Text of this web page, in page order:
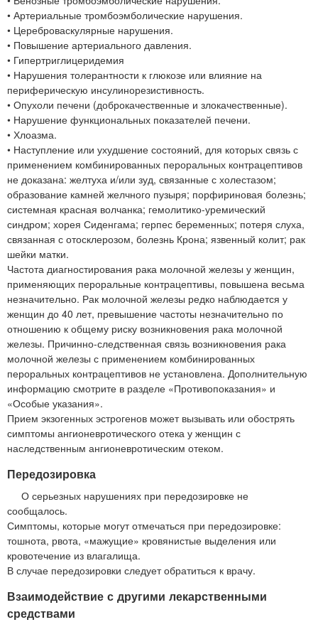
• Артериальные тромбоэмболические нарушения.
• Цереброваскулярные нарушения.
• Повышение артериального давления.
• Гипертриглицеридемия
• Нарушения толерантности к глюкозе или влияние на
периферическую инсулинорезистивность.
• Опухоли печени (доброкачественные и злокачественные).
• Нарушение функциональных показателей печени.
• Хлоазма.
• Наступление или ухудшение состояний, для которых связь с
применением комбинированных пероральных контрацептивов
не доказана: желтуха и/или зуд, связанные с холестазом;
образование камней желчного пузыря; порфириновая болезнь;
системная красная волчанка; гемолитико-уремический
синдром; хорея Сиденгама; герпес беременных; потеря слуха,
связанная с отосклерозом, болезнь Крона; язвенный колит; рак
шейки матки.
Частота диагностирования рака молочной железы у женщин,
применяющих пероральные контрацептивы, повышена весьма
незначительно. Рак молочной железы редко наблюдается у
женщин до 40 лет, превышение частоты незначительно по
отношению к общему риску возникновения рака молочной
железы. Причинно-следственная связь возникновения рака
молочной железы с применением комбинированных
пероральных контрацептивов не установлена. Дополнительную
информацию смотрите в разделе «Противопоказания» и
«Особые указания».
Прием экзогенных эстрогенов может вызывать или обострять
симптомы ангионевротического отека у женщин с
наследственным ангионевротическим отеком.
Передозировка
О серьезных нарушениях при передозировке не
сообщалось.
Симптомы, которые могут отмечаться при передозировке:
тошнота, рвота, «мажущие» кровянистые выделения или
кровотечение из влагалища.
В случае передозировки следует обратиться к врачу.
Взаимодействие с другими лекарственными
средствами